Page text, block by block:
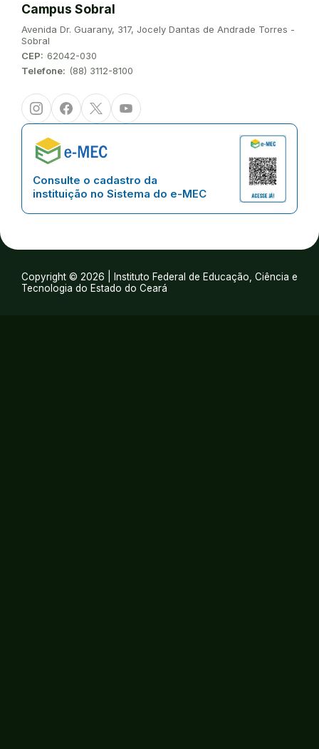
Campus Sobral
Endereço:
Avenida Dr. Guarany, 317, Jocely Dantas de Andrade Torres -
Sobral
CEP: 62042-030
Telefone: (88) 3112-8100
InstagramFacebookTwitter/XYoutube
Consulte o cadastro da
instituição no Sistema do e-MEC
Copyright © 2026 | Instituto Federal de Educação, Ciência e
Tecnologia do Estado do Ceará